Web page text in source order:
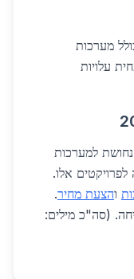
שדרוג פארק מרכזי ב-2026 כולל מערכות
עלויות
למערכות
אלו.
והצעת מחיר.
(סה"כ מילים: